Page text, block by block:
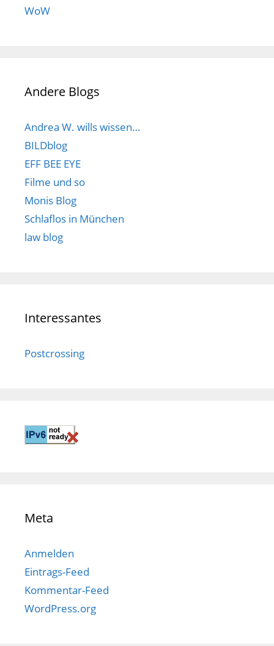
WoW
Andere Blogs
Andrea W. wills wissen…
BILDblog
EFF BEE EYE
Filme und so
Monis Blog
Schlaflos in München
law blog
Interessantes
Postcrossing
Meta
Anmelden
Eintrags-Feed
Kommentar-Feed
WordPress.org